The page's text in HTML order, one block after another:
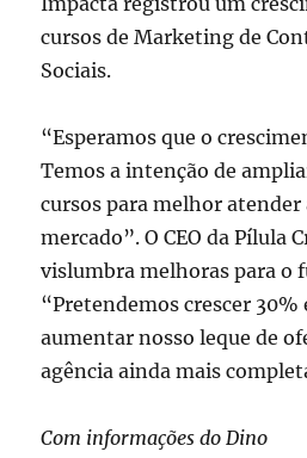
cursos de Marketing de
Sociais.
“Esperamos que o
Temos a intenção de
cursos para melhor atender
mercado”. O CEO da Pílula
vislumbra melhoras para o
“Pretendemos crescer 30%
aumentar nosso leque de
agência ainda mais
Com informações do Dino